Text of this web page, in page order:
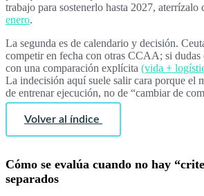
trabajo para sostenerlo hasta 2027, aterrízalo
enero.
La segunda es de calendario y decisión.
competir en fecha con otras CCAA; si dudas
con una comparación explícita (vida +
La indecisión aquí suele salir cara porque el
de entrenar ejecución, no de “cambiar de
Volver al índice
Cómo se evalúa cuando no hay
separados